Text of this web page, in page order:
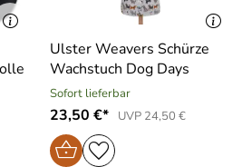
Ulster Weavers Schürze
Wachstuch Dog Days
Sofort lieferbar
23,50 €* UVP 24,50 €